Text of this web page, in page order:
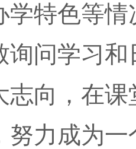
学特色等
询问学习
志向，在
努力成为